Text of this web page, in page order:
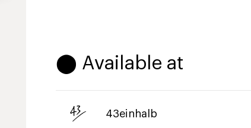
⬤ Available at
43einhalb